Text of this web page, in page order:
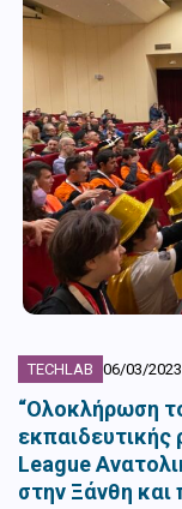
TECHLAB 06/03/2023
“Ολοκλήρωση
εκπαιδευτικής
League
στην Ξάνθη και